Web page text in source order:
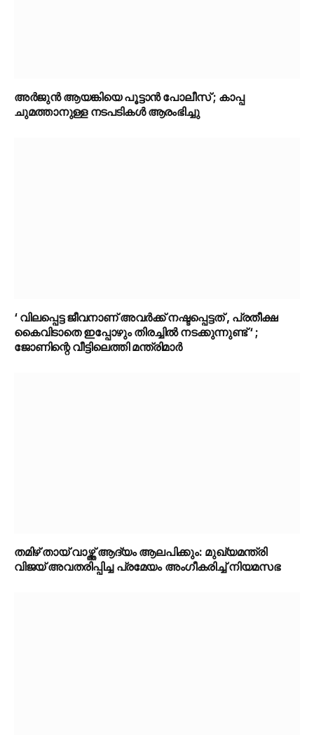
അർജുൻ ആയങ്കിയെ പൂട്ടാൻ പോലീസ് ; കാപ്പ
ചുമത്താനുള്ള നടപടികൾ ആരംഭിച്ചു
‘ വിലപ്പെട്ട ജീവനാണ് അവർക്ക് നഷ്ടപ്പെട്ടത് , പ്രതീക്ഷ
കൈവിടാതെ ഇപ്പോഴും തിരച്ചിൽ നടക്കുന്നുണ്ട് ‘ ;
ജോണിന്റെ വീട്ടിലെത്തി മന്ത്രിമാർ
തമിഴ് തായ് വാഴ്ത്ത് ആദ്യം ആലപിക്കും: മുഖ്യമന്ത്രി
വിജയ് അവതരിപ്പിച്ച പ്രമേയം അംഗീകരിച്ച് നിയമസഭ